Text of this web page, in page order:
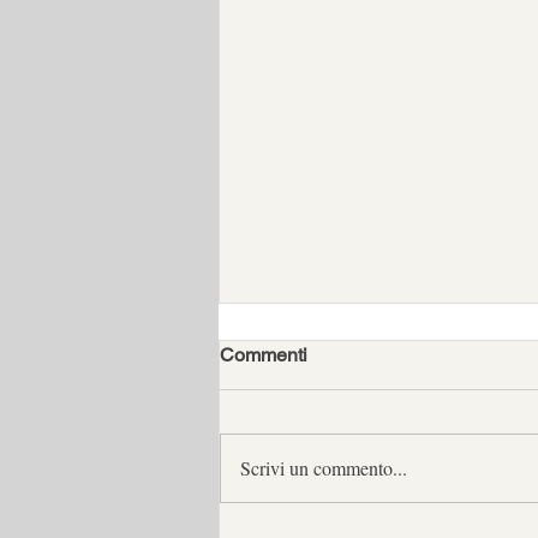
FALSO IN PERIZIA
Commenti
Scrivi un commento...